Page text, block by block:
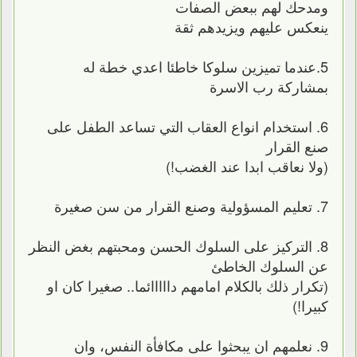
ومدحك لهم ببعض الصفات
ينعكس عليهم ويزيدهم ثقة
5.عندما تميزين سلوكا خاطئا اعدي خطة له
بمشاركة رب الاسرة
6. استخدام انواع العقاب التي تساعد الطفل على
صنع القرار
(ولا نعاقب ابدا عند الغضب!)
7. تعليم المسؤولية وصنع القرار من سن صغيرة
8. التركيز على السلوك الحسن ومحبتهم بغض النظر
عن السلوك الخاطئ
(تكرار ذلك بالكلام امامهم دااااائما.. صغيرا كان او
كبيرا!)
9. نعلمهم ان يبحثوا على مكافأة النفس، وان